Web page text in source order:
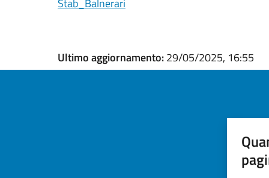
Stab_Balnerari
Ultimo aggiornamento:29/05/2025, 16:55